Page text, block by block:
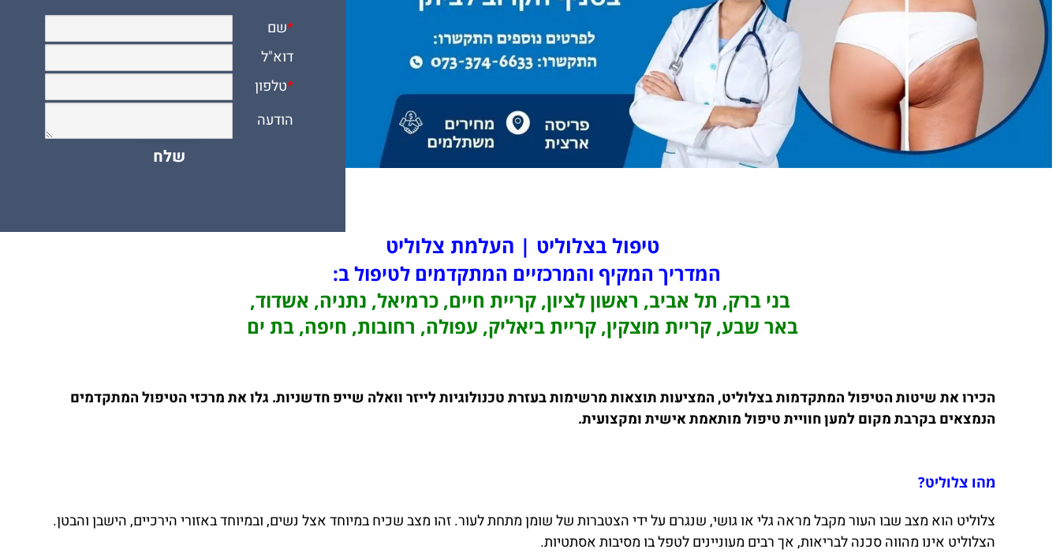
טיפול בצלוליט | העלמת צלוליט
המדריך המקיף והמרכזיים המתקדמים לטיפול ב:
בני ברק, תל אביב, ראשון לציון, קריית חיים, כרמיאל, נתניה, אשדוד,
באר שבע, קריית מוצקין, קריית ביאליק, עפולה, רחובות, חיפה, בת ים
הכירו את שיטות הטיפול המתקדמות בצלוליט, המציעות תוצאות מרשימות בעזרת טכנולוגיות לייזר וואלה שייפ חדשניות. גלו את מרכזי הטיפול המתקדמים
הנמצאים בקרבת מקום למען חוויית טיפול מותאמת אישית ומקצועית.
מהו צלוליט?
צלוליט הוא מצב שבו העור מקבל מראה גלי או גושי, שנגרם על ידי הצטברות של שומן מתחת לעור. זהו מצב שכיח במיוחד אצל נשים, ובמיוחד באזורי הירכיים, הישבן והבטן.
הצלוליט אינו מהווה סכנה לבריאות, אך רבים מעוניינים לטפל בו מסיבות אסתטיות.